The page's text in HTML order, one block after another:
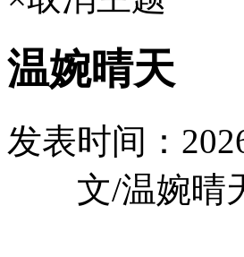
温婉晴天
发表时间：
文/温婉晴